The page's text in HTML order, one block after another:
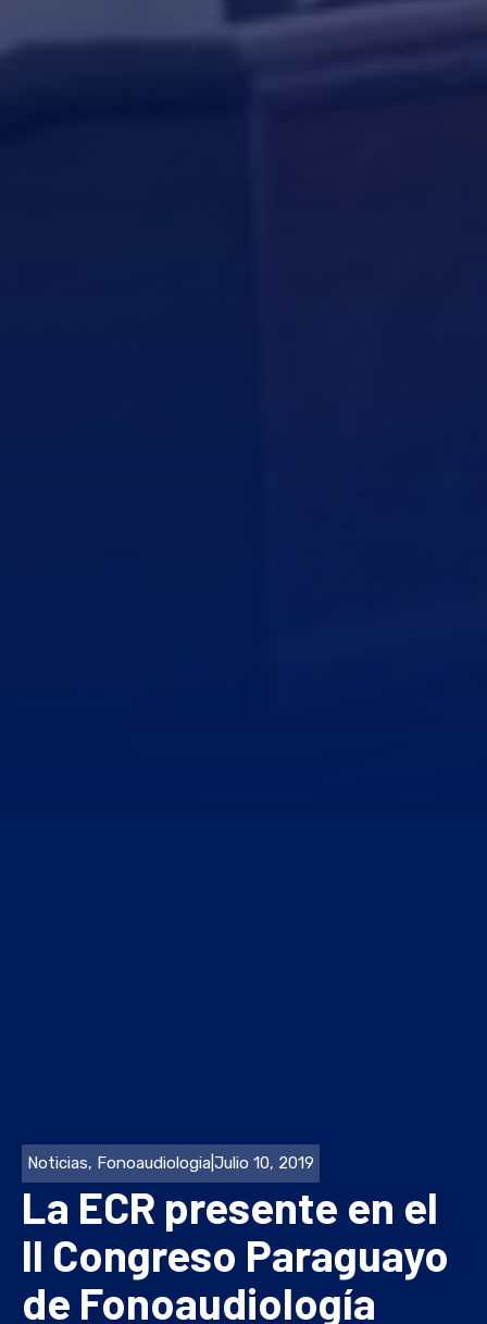
Noticias, Fonoaudiologia Julio 10, 2019
La ECR presente en el
II Congreso Paraguayo
de Fonoaudiología